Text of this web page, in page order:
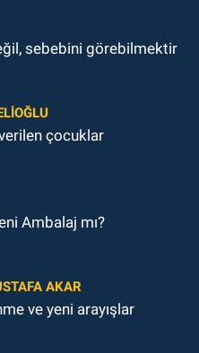
sebebini görebilmektir
çocuklar
Ambalaj mı?
AKAR
ve yeni arayışlar